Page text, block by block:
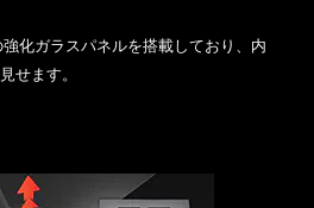
化ガラスパネルを搭載しており、内
せます。